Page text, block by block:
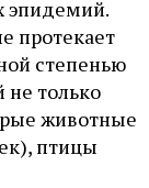
эпидемий.
протекает
степенью
не только
животные
птицы